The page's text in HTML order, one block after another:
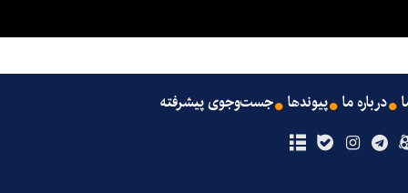
درباره ما پیوندها جست‌وجوی پیشرفته